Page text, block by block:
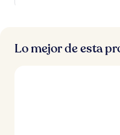
Lo mejor de esta